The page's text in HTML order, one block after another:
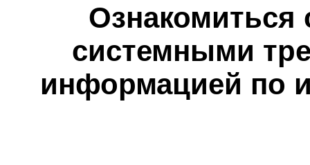
Ознакомиться
системными
информацией по